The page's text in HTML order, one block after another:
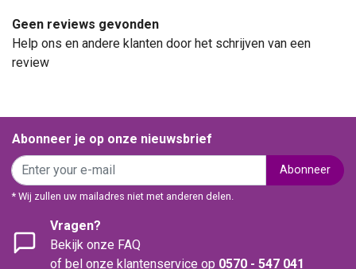
Geen reviews gevonden
Help ons en andere klanten door het schrijven van een
review
Abonneer je op onze nieuwsbrief
Abonneer
* Wij zullen uw mailadres niet met anderen delen.
Vragen?
Bekijk onze FAQ
of bel onze klantenservice op 0570 - 547 041